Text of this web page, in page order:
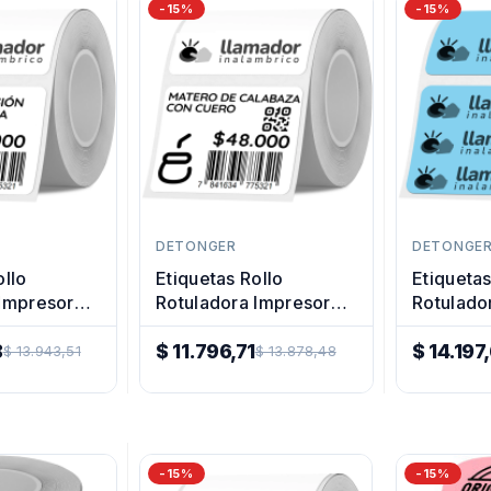
$ 13.943,51
-15%
DETONGER
Etiquetas Rollo
Rotuladora Impresora
Termica 40x60mm
$ 11.796,71
Precio
Regular
$ 13.878,48
-15%
DETONGER
Termica
$
Precio
Regular
-15% -15%